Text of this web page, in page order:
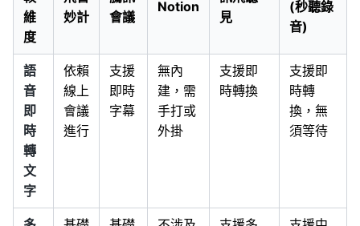
維
度
妙計
會議
Notion
見
(秒聽錄
音)
語
音
即
時
轉
文
字
依賴
線上
會議
進行
支援
即時
字幕
無內
建，需
手打或
外掛
支援即
時轉換
支援即
時轉
換，無
須等待